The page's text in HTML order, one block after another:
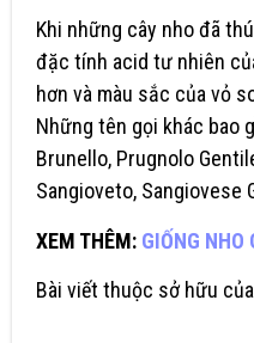
Khi những cây nho đã
đặc tính acid tư nhiên
hơn và màu sắc của vỏ
Những tên gọi khác bao
Brunello, Prugnolo
Sangioveto, Sangiovese
XEM THÊM: GIỐNG NHO
Bài viết thuộc sở hữu